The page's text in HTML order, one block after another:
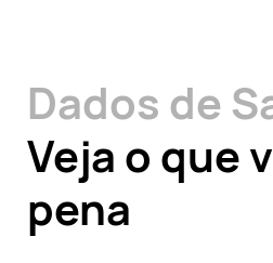
Dados de
Veja o que
pena